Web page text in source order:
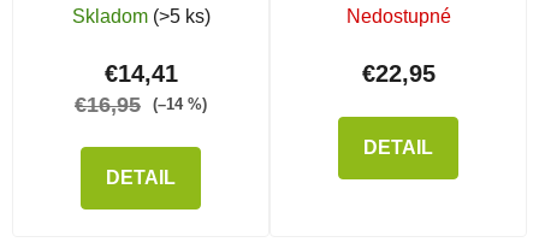
+ miska
Skladom (>5 ks)
€14,41
€16,95 (–14 %)
DETAIL
Nedostupné
€22,95
DETAIL